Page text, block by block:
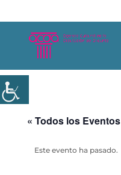
« Todos los Eventos
Este evento ha pasado.